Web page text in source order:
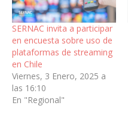
SERNAC invita a participar
en encuesta sobre uso de
plataformas de streaming
en Chile
Viernes, 3 Enero, 2025 a
las 16:10
En "Regional"